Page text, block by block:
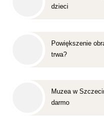
dzieci
Powiększenie
trwa?
Muzea w
darmo